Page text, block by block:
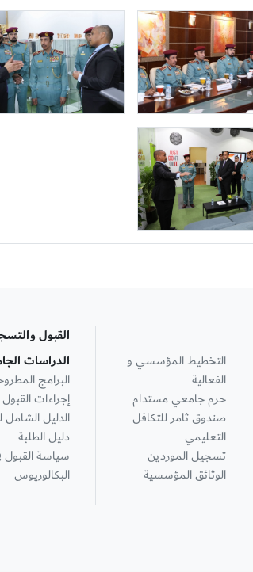
التخطيط المؤسسي و
الفعالية
حرم جامعي مستدام
صندوق ثامر للتكافل
التعليمي
تسجيل الموردين
الوثائق المؤسسية
القبول
الدراسات
البرامج
إجراءات
الدليل الشامل
دليل الطلبة
سياسة القبول
البكالوريوس